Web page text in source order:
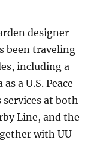
designer
been traveling
including a
a U.S. Peace
at both
Line, and the
with UU